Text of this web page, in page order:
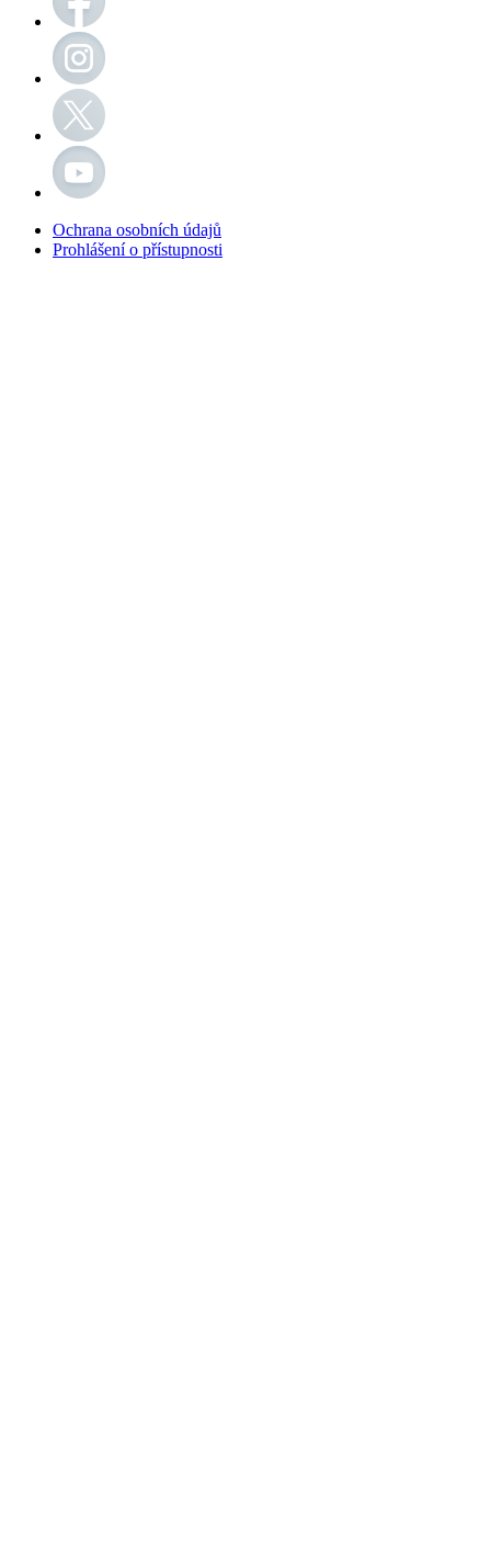
Ochrana osobních údajů
Prohlášení o přístupnosti